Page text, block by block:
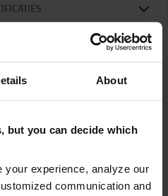
About
but you can decide which
your experience, analyze our
communication and
Shield-
en creëert